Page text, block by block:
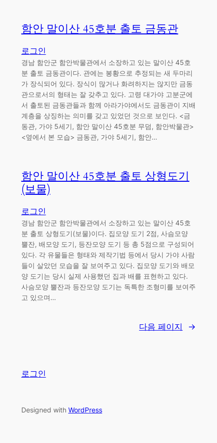
함안 말이산 45호분 출토 금동관
로그인
경남 함안군 함안박물관에서 소장하고 있는 말이산 45호
분 출토 금동관이다. 관에는 봉황으로 추정되는 새 두마리
가 장식되어 있다. 장식이 많거나 화려하지는 않지만 금동
관으로서의 형태는 잘 갖추고 있다. 고령 대가야 고분군에
서 출토된 금동관들과 함께 아라가야에서도 금동관이 지배
계층을 상징하는 의미를 갖고 있었던 것으로 보인다. <금
동관, 가야 5세기, 함안 말이산 45호분 무덤, 함안박물관>
<옆에서 본 모습> 금동관, 가야 5세기, 함안…
함안 말이산 45호분 출토 상형도기
(보물)
로그인
경남 함안군 함안박물관에서 소장하고 있는 말이산 45호
분 출토 상형도기(보물)이다. 집모양 도기 2점, 사슴모양
뿔잔, 배모양 도기, 등잔모양 도기 등 총 5점으로 구성되어
있다. 각 유물들은 형태와 제작기법 등에서 당시 가야 사람
들이 살았던 모습을 잘 보여주고 있다. 집모양 도기와 배모
양 도기는 당시 실제 사용했던 집과 배를 표현하고 있다.
사슴모양 뿔잔과 등잔모양 도기는 독특한 조형미를 보여주
고 있으며…
다음 페이지 →
로그인
Designed with WordPress